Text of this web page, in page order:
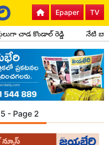
TV
Epaper
చాడ కొండాల్ రెడ్డి నేటి
- Page 2